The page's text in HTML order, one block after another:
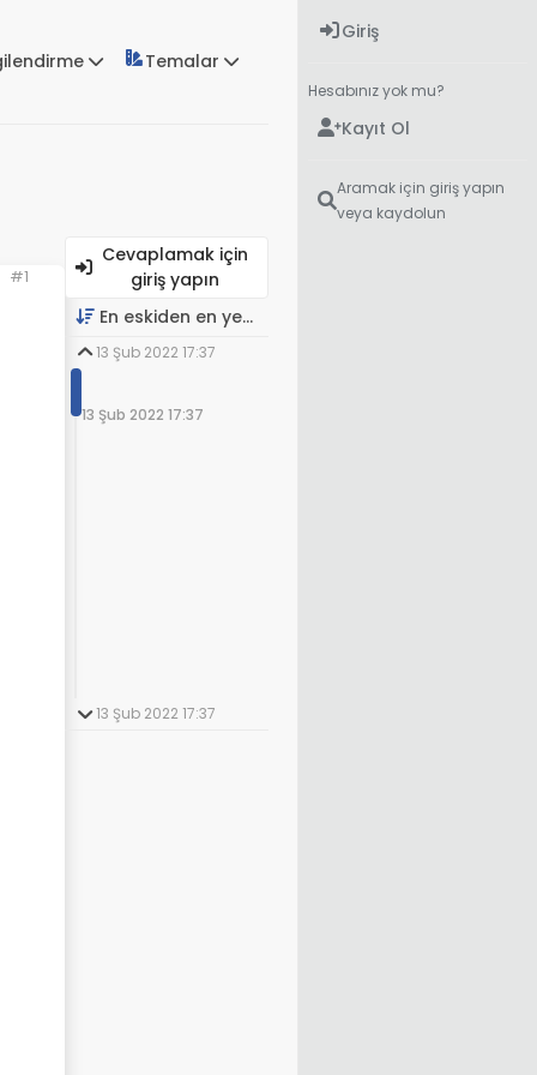
Temalar
#1
Cevaplamak için
giriş yapın
En eskiden en yeniye
13 Şub 2022 17:37
13 Şub 2022 17:37
13 Şub 2022 17:37
Giriş
Hesabınız yok mu?
Kayıt Ol
Aramak için giriş yapın
veya kaydolun